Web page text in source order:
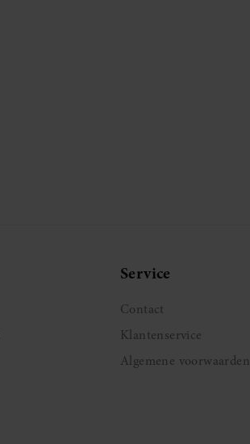
Service
Contact
Klantenservice
Algemene voorwaarden